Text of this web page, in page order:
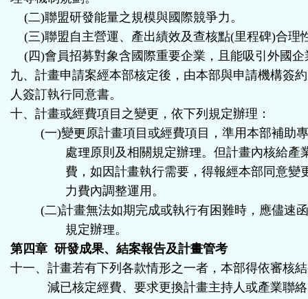
(二)聯盟研發能量之規模與國際競爭力。
(三)聯盟自主營運、產出績效及查核點(里程碑)合理
(四)會員招募對象含國際重要企業，且能吸引外國企
九、計畫申請案經本部核定後，由本部與申請機構簽
人簽訂執行同意書。
十、計畫或經費項目之變更，依下列規定辦理：
(一)變更原計畫項目或經費項目，準用本部補助
處理原則及相關規定辦理。但計畫內核給產
費，如因計畫執行需要，得報經本部同意變
力費內調整運用。
(二)計畫無法如期完成或執行有困難時，應儘速
規定辦理。
第四章 研發成果、結案報告及計畫管考
十一、計畫若有下列各款情形之一者，本部得依審核
減已核定經費、要求更換計畫主持人或產業聯